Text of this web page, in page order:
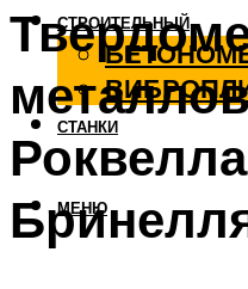
СТРОИТЕЛЬНЫЙ
СТАНКИ
МЕНЮ